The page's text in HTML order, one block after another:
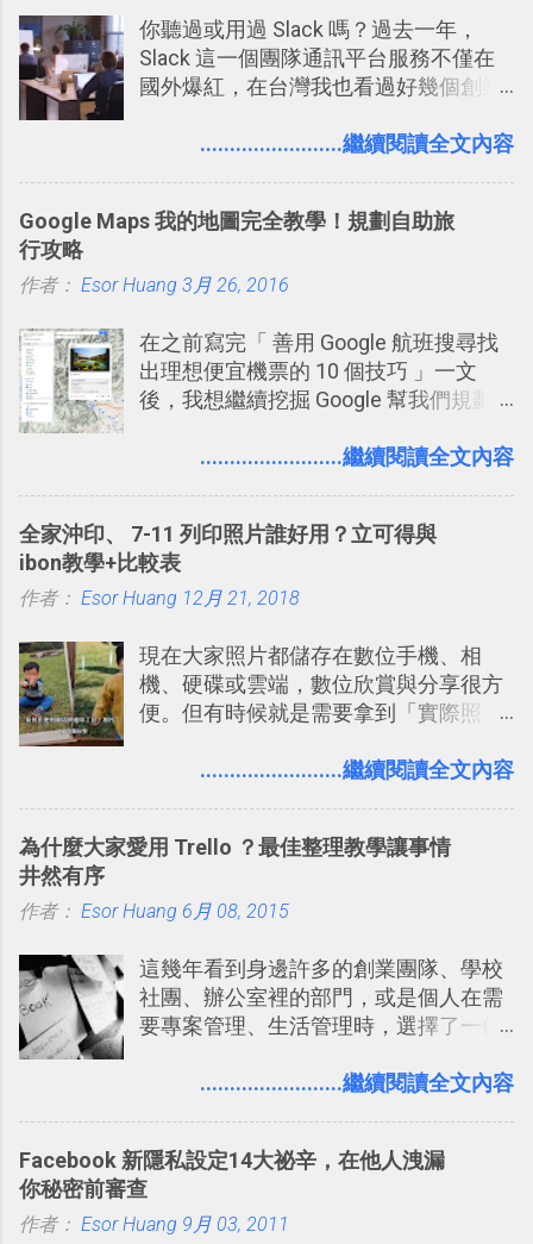
你聽過或用過 Slack 嗎？過去一年，
Slack 這一個團隊通訊平台服務不僅在
國外爆紅，在台灣我也看過好幾個創業
理，到底 Slack 有什麼魅力？它是不是
有機會在一個專案合作中使用了 Slack
點： 1. 「 很有趣 」： Slack 裡擁有跟
聊天打屁、傳送有趣影音圖文的功能。
2. 「 有效率 」：但是 Slack 的頻道、群
組機制讓茶水間的聊天，不會干擾工作
事可以從聊天中記錄重點。 3. 「 有彈性
的軟體則讓同事可以在任何地方和公司
保持聯繫。 如果你需要中文版的同類平
台，可以參考： JANDI 高效率團隊通訊
戶 。 2017/3 新增 ： Sortd for Slack：
改造 Slack 討論串介面變成專案任務排
程看板
........................繼續閱讀全文內容
Google Maps 我的地圖完全教學！規劃自助旅
行攻略
作者： Esor Huang 3月 26, 2016
在之前寫完「 善用 Google 航班搜尋找
出理想便宜機票的 10 個技巧 」一文
後，我想繼續挖掘 Google 幫我們規劃
入的來聊聊 Google 的「我的地圖」服
線，對商務需求來說可以打造出一張一
張資料地圖（例如我之前在製作一本新
書時建立的「 台灣推薦空拍地點地圖
規劃自助旅行路線！ Google 「我的地
圖」在規劃自助旅行路線時可以解決許
多問題： 國外地點名稱地址常常難懂，
稱。 在規劃路線之外，自訂地圖還能補
時帶來好心情，二方面事後就是最好的
享合作，讓彼此都能在手機上查看這次
........................繼續閱讀全文內容
全家沖印、 7-11 列印照片誰好用？立可得與
ibon教學+比較表
作者： Esor Huang 12月 21, 2018
現在大家照片都儲存在數位手機、相
機、硬碟或雲端，數位欣賞與分享很方
便。但有時候就是需要拿到「實際照
要製作家庭相框 用照片來當小禮物 把照
片？而且最好能不花時間、立即拿到、
（或是沒有好的印表機），又不想跑照
提供了印照片的服務 ，而且價格不貴，
可以立即拿到，操作流程也十分簡單。
之前我在電腦玩物分享過：「 不需買印
方便教學 」。這篇文章則從印照片出
........................繼續閱讀全文內容
為什麼大家愛用 Trello ？最佳整理教學讓事情
井然有序
作者： Esor Huang 6月 08, 2015
這幾年看到身邊許多的創業團隊、學校
社團、辦公室裡的部門，或是個人在需
要專案管理、生活管理時，選擇了一個
一個什麼樣的管理工具，讓這麼多人都
念」的管理教學文章： 把 Evernote 當
作 Trello！ Kanbanote 筆記看板管理法
Google Drive 變身 Trello ！幫雲端硬碟
........................繼續閱讀全文內容
Facebook 新隱私設定14大祕辛，在他人洩漏
你秘密前審查
作者： Esor Huang 9月 03, 2011